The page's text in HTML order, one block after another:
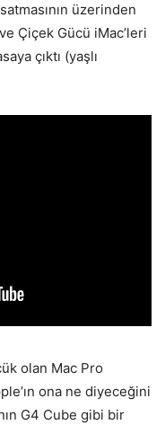
üzerinden
Çiçek Gücü iMac’leri
çıktı (yaşlı
olan Mac Pro
ona ne diyeceğini
G4 Cube gibi bir